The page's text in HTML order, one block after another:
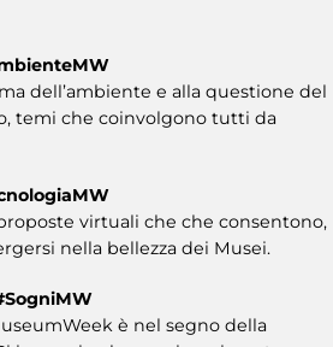
dell’ambiente e alla questione del
temi che coinvolgono tutti da
virtuali che che consentono,
nella bellezza dei Musei.
è nel segno della